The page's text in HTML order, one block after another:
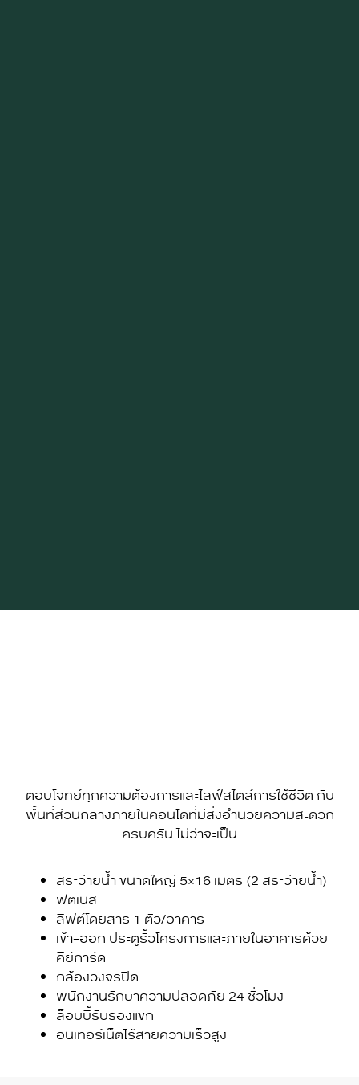
ตอบโจทย์ทุกความต้องการและไลฟ์สไตล์การใช้ชีวิต กับ
พื้นที่ส่วนกลางภายในคอนโดที่มีสิ่งอำนวยความสะดวก
ครบครัน ไม่ว่าจะเป็น
สระว่ายน้ำ ขนาดใหญ่ 5×16 เมตร (2 สระว่ายน้ำ)
ฟิตเนส
ลิฟต์โดยสาร 1 ตัว/อาคาร
เข้า-ออก ประตูรั้วโครงการและภายในอาคารด้วย
คีย์การ์ด
กล้องวงจรปิด
พนักงานรักษาความปลอดภัย 24 ชั่วโมง
ล็อบบี้รับรองแขก
อินเทอร์เน็ตไร้สายความเร็วสูง